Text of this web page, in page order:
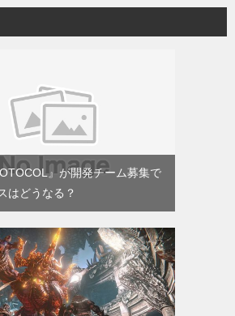
』が開発チーム募集で
はどうなる？